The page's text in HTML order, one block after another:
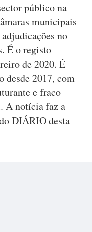
público na
municipais
no
É o registo
de 2020. É
desde 2017, com
e fraco
A notícia faz a
DIÁRIO desta